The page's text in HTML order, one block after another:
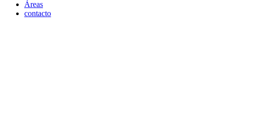
Áreas
contacto